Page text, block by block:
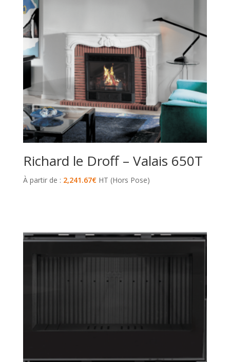
Richard le Droff – Valais 650T
À partir de : 2,241.67€HT (Hors Pose)